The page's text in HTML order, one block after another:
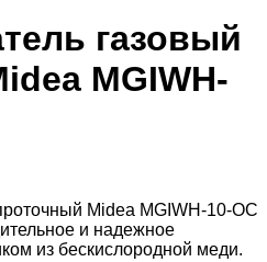
газовый
MGIWH-
Midea MGIWH-10-OC
и надежное
из бескислородной меди.